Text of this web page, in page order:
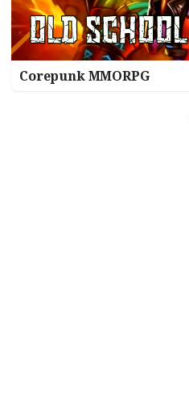
Corepunk MMORPG